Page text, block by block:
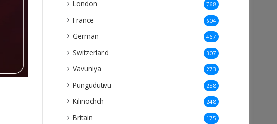
London 768
France 604
German 467
Switzerland 307
Vavuniya 273
Pungudutivu 258
Kilinochchi 248
Britain 175